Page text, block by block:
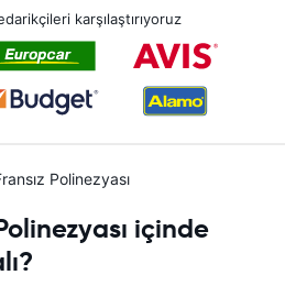
karşılaştırıyoruz
Polinezyası
içinde